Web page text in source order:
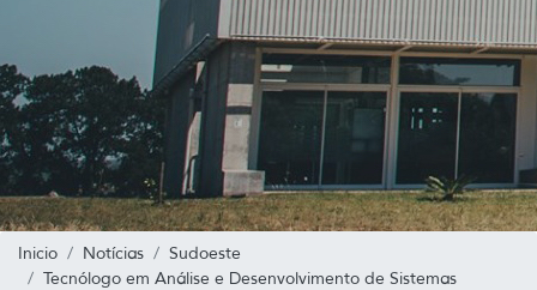
Inicio Notícias
Sudoeste
Tecnólogo em Análise e Desenvolvimento de Sistemas